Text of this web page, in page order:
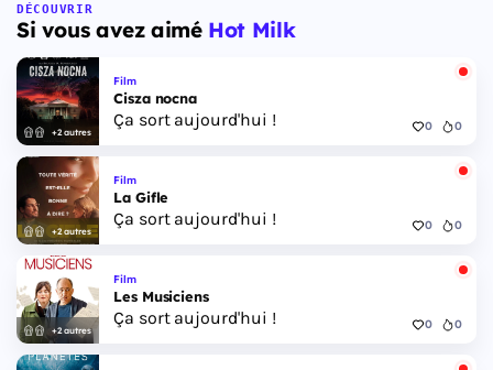
DÉCOUVRIR
Si vous avez aimé Hot Milk
+2 autres
Film
Cisza nocna
Ça sort aujourd'hui ! 0 0
+2 autres
Film
La Gifle
Ça sort aujourd'hui ! 0 0
+2 autres
Film
Les Musiciens
Ça sort aujourd'hui ! 0 0